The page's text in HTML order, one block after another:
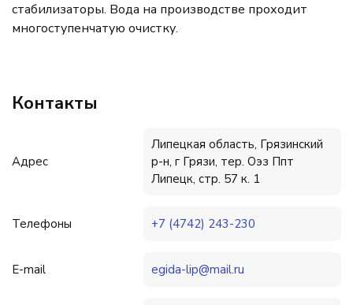
стабилизаторы. Вода на производстве проходит
многоступенчатую очистку.
Контакты
Адрес
Липецкая область, Грязинский
р-н, г Грязи, тер. Оэз Ппт
Липецк, стр. 57 к. 1
Телефоны +7 (4742) 243-230
E-mail egida-lip@mail.ru